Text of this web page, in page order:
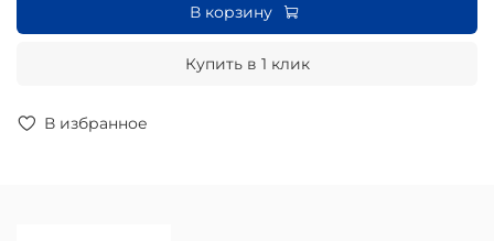
В избранное
В корзину
Купить в 1 клик